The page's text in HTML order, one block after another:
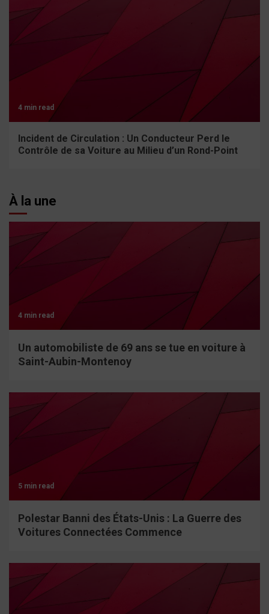
4 min read
Incident de Circulation : Un Conducteur Perd le
Contrôle de sa Voiture au Milieu d’un Rond-Point
À la une
4 min read
Un automobiliste de 69 ans se tue en voiture à
Saint-Aubin-Montenoy
5 min read
Polestar Banni des États-Unis : La Guerre des
Voitures Connectées Commence